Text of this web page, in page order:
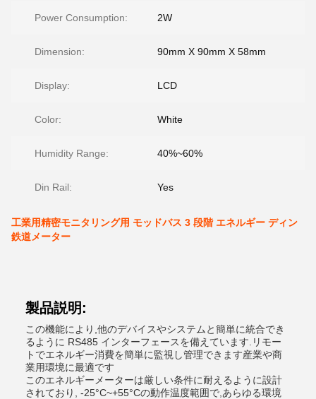
Power Consumption: 2W
Dimension: 90mm X 90mm X 58mm
Display: LCD
Color: White
Humidity Range: 40%~60%
Din Rail: Yes
工業用精密モニタリング用 モッドバス 3 段階 エネルギー ディン
鉄道メーター
製品説明:
この機能により,他のデバイスやシステムと簡単に統合でき
るように RS485 インターフェースを備えています.リモー
トでエネルギー消費を簡単に監視し管理できます産業や商
業用環境に最適です
このエネルギーメーターは厳しい条件に耐えるように設計
されており, -25°C~+55°Cの動作温度範囲で,あらゆる環境